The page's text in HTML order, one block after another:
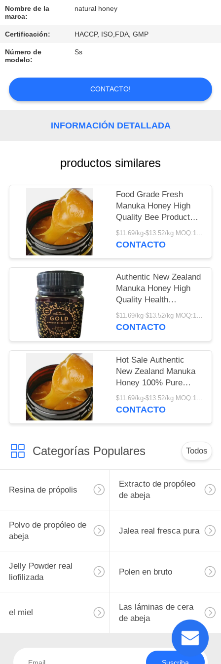
CONTROL
DE
CALIDAD
ÉNTRENOS
EN
MAPA
DEL
SITIO
PRIVACY
POLICY
Nombre de la
marca:
natural honey
Certificación: HACCP, ISO,FDA, GMP
Número de
modelo:
Ss
CONTACTO!
INFORMACIÓN DETALLADA
productos similares
Food Grade Fresh
Manuka Honey High
Quality Bee Product
Manufacturer Supply
Bulk Premium Manuka
$11.69/kg-$13.52/kg MOQ:1000 kg
CONTACTO
Authentic New Zealand
Manuka Honey High
Quality Health
Supplement Factory
Supply Fresh Organic
$11.69/kg-$13.52/kg MOQ:1000 kg
CONTACTO
Hot Sale Authentic
New Zealand Manuka
Honey 100% Pure
Natural Bee Product
Food Grade Fresh
$11.69/kg-$13.52/kg MOQ:1000 kg
CONTACTO
Categorías Populares Todos
Resina de própolis
Extracto de propóleo
de abeja
Polvo de propóleo de
abeja
Jalea real fresca pura
Jelly Powder real
liofilizada
Polen en bruto
el miel
Las láminas de cera
de abeja
Suscriba